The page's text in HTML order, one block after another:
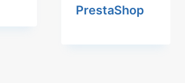
PrestaShop